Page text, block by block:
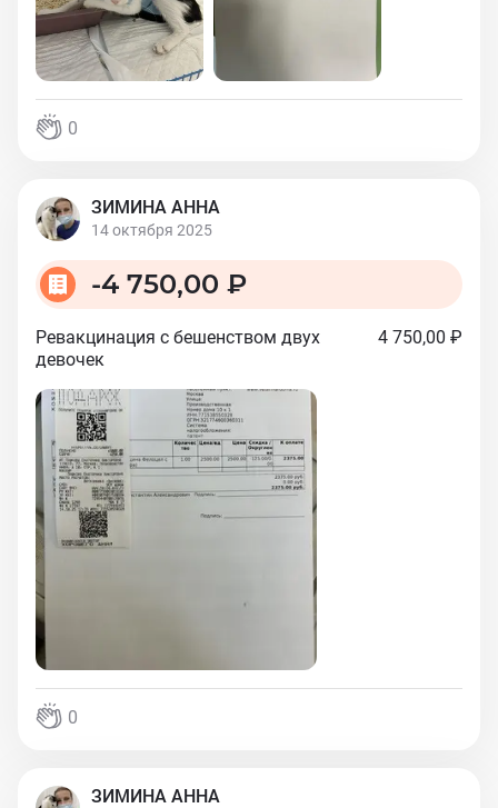
0
ЗИМИНА АННА
14 октября 2025
-4 750,00 ₽
Ревакцинация с бешенством двух
девочек
4 750,00 ₽
0
ЗИМИНА АННА